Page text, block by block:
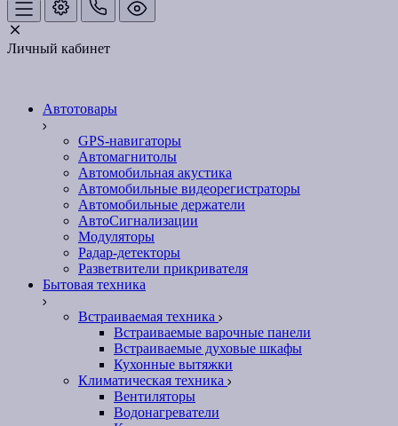
Личный кабинет
Автотовары
GPS-навигаторы
Автомагнитолы
Автомобильная акустика
Автомобильные видеорегистраторы
Автомобильные держатели
АвтоСигнализации
Модуляторы
Радар-детекторы
Разветвители прикривателя
Бытовая техника
Встраиваемая техника
Встраиваемые варочные панели
Встраиваемые духовые шкафы
Кухонные вытяжки
Климатическая техника
Вентиляторы
Водонагреватели